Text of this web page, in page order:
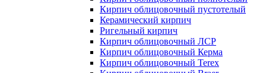
Кирпич облицовочный пустотелый
Керамический кирпич
Ригельный кирпич
Кирпич облицовочный ЛСР
Кирпич облицовочный Керма
Кирпич облицовочный Terex